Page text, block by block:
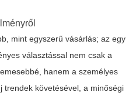
mint egyszerű vásárlás; az egy
választással nem csak a
hanem a személyes
trendek követésével, a minőségi